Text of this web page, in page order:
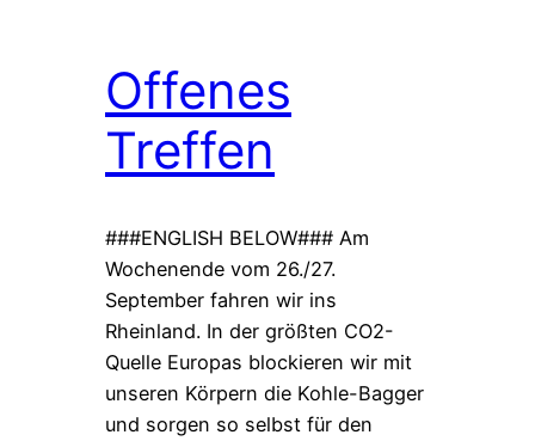
Offenes
Treffen
###ENGLISH BELOW### Am
Wochenende vom 26./27.
September fahren wir ins
Rheinland. In der größten CO2-
Quelle Europas blockieren wir mit
unseren Körpern die Kohle-Bagger
und sorgen so selbst für den